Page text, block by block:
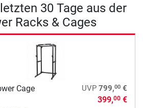
30 Tage aus der
Racks & Cages
Cage
UVP 799,00€
399,00€